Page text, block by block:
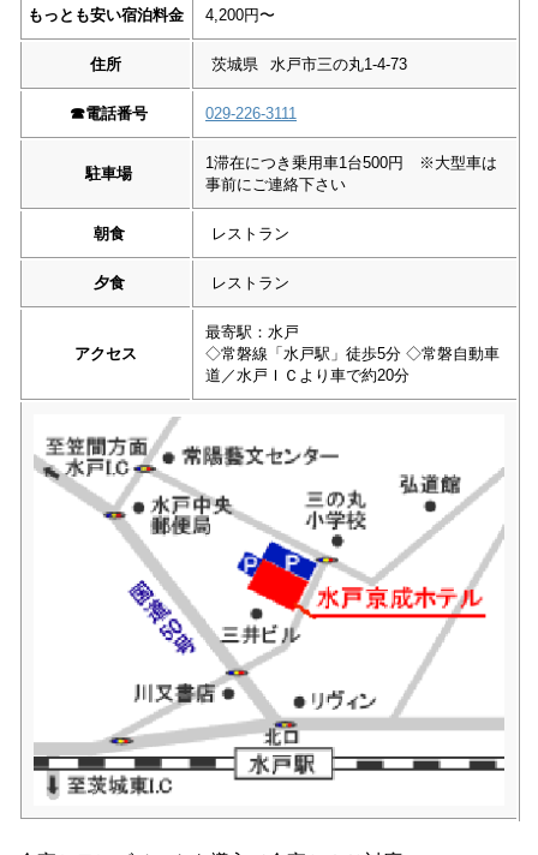
もっとも安い宿泊料金 4,200円〜
住所 茨城県 水戸市三の丸1-4-73
☎︎電話番号 029-226-3111
駐車場
1滞在につき乗用車1台500円 ※大型車は
事前にご連絡下さい
朝食 レストラン
夕食 レストラン
アクセス
最寄駅：水戸
◇常磐線「水戸駅」徒歩5分 ◇常磐自動車
道／水戸ＩＣより車で約20分